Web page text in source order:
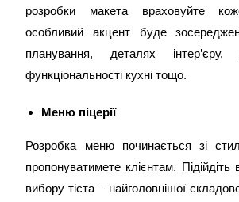
розробки макета враховуйте
особливий акцент буде
планування, деталях інтер’єру,
функціональності кухні тощо.
Меню піцерії
Розробка меню починається зі
пропонуватимете клієнтам. Підійдіть
вибору тіста – найголовнішої